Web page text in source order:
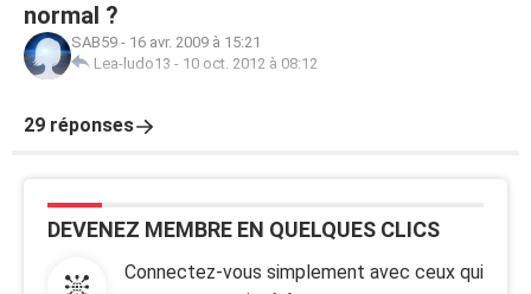
normal ?
SAB59 - 16 avr. 2009 à 15:21
Lea-ludo13 - 10 oct. 2012 à 08:12
29 réponses
DEVENEZ MEMBRE EN QUELQUES CLICS
Connectez-vous simplement avec ceux qui